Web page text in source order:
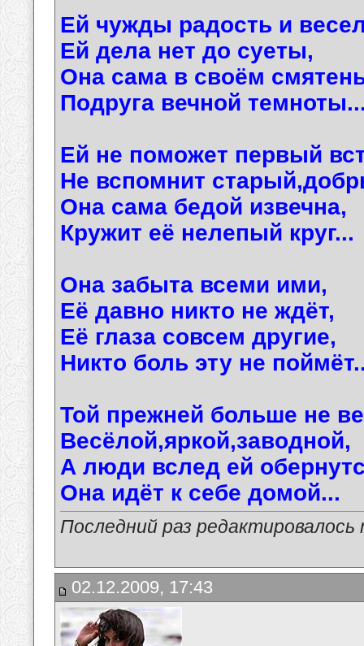
Ей чужды радость и
Ей дела нет до суеты,
Она сама в своём
Подруга вечной
Ей не поможет первый
Не вспомнит
Она сама бедой извечна,
Кружит её нелепый круг...
Она забыта всеми ими,
Её давно никто не ждёт,
Её глаза совсем другие,
Никто боль эту не
Той прежней больше не
Весёлой,яркой,заводной,
А люди вслед ей
Она идёт к себе домой...
Последний раз
02.12.2009, 17:43